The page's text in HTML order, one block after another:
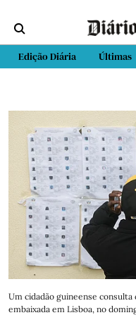
Edição Diária Últimas
Um cidadão guineense
embaixada em Lisboa, no